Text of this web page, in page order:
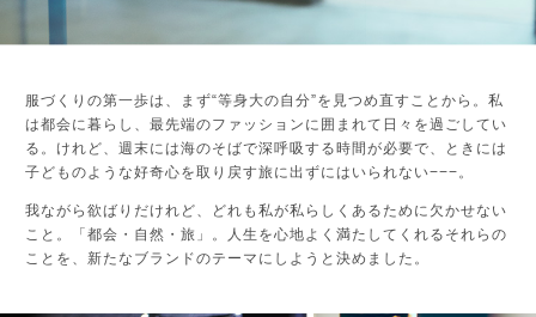
服づくりの第一歩は、まず“等身大の自分”を見つめ直すことから。私
は都会に暮らし、最先端のファッションに囲まれて日々を過ごしてい
る。けれど、週末には海のそばで深呼吸する時間が必要で、ときには
子どものような好奇心を取り戻す旅に出ずにはいられない−−−。
我ながら欲ばりだけれど、どれも私が私らしくあるために欠かせない
こと。「都会・自然・旅」。人生を心地よく満たしてくれるそれらの
ことを、新たなブランドのテーマにしようと決めました。